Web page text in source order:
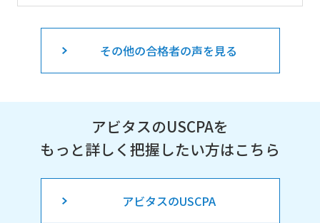
その他の合格者の声を見る
アビタスのUSCPAを
もっと詳しく把握したい方はこちら
アビタスのUSCPA